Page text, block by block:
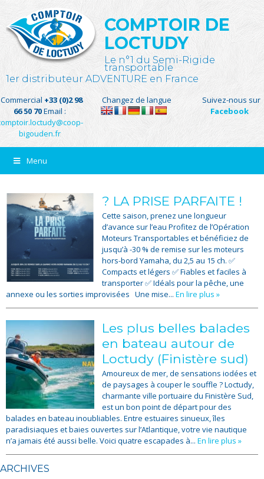
COMPTOIR DE
LOCTUDY
Le n°1 du Semi-Rigide
transportable
1er distributeur ADVENTURE en France
+33 (0)2 98
66 50 70Email :
bigouden.fr
Changez de langue
Suivez-nous sur
Facebook
Menu
? LA PRISE PARFAITE !
Cette saison, prenez une longueur
d’avance sur l’eau Profitez de l’Opération
Moteurs Transportables et bénéficiez de
jusqu’à -30 % de remise sur les moteurs
hors-bord Yamaha, du 2,5 au 15 ch. ✅
Compacts et légers ✅ Fiables et faciles à
transporter ✅ Idéals pour la pêche, une
annexe ou les sorties improvisées Une mise... En lire plus »
Les plus belles balades
en bateau autour de
Loctudy (Finistère sud)
Amoureux de mer, de sensations iodées et
de paysages à couper le souffle ? Loctudy,
charmante ville portuaire du Finistère Sud,
est un bon point de départ pour des
balades en bateau inoubliables. Entre estuaires sinueux, îles
paradisiaques et baies ouvertes sur l’Atlantique, votre vie nautique
n’a jamais été aussi belle. Voici quatre escapades à... En lire plus »
ARCHIVES